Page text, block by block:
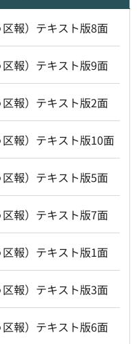
報）テキスト版8面
報）テキスト版9面
報）テキスト版2面
報）テキスト版10面
報）テキスト版5面
報）テキスト版7面
報）テキスト版1面
報）テキスト版3面
報）テキスト版6面